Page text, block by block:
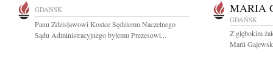
GDAŃSK
Panu Zdzisławowi Kostce Sędziemu Naczelnego
Sądu Administracyjnego byłemu Prezesowi...
MARIA
GDAŃSK
Z głębokim
Marii